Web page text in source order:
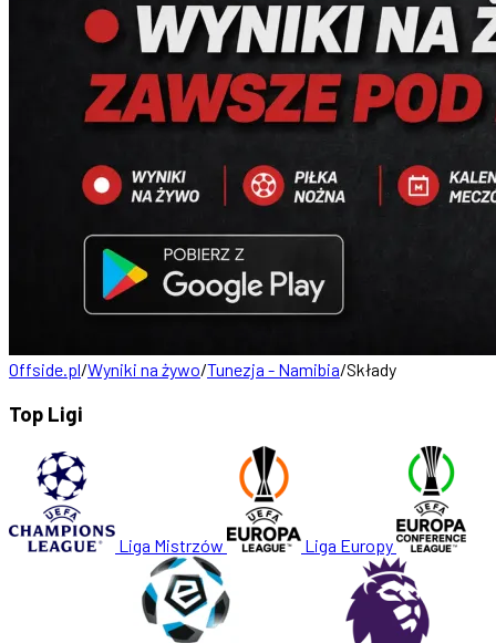
Offside.pl/Wyniki na żywo/Tunezja - Namibia/Składy
Top Ligi
Liga Mistrzów Liga Europy